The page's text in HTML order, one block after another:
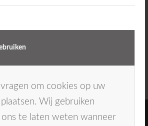
om cookies op uw
Wij gebruiken
te laten weten wanneer
ambitie ook bij het
vak binnen de praktijk.